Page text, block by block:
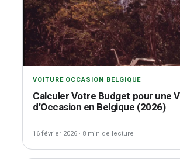
VOITURE OCCASION BELGIQUE
Calculer Votre Budget pour une
d’Occasion en Belgique (2026)
16 février 2026 · 8 min de lecture